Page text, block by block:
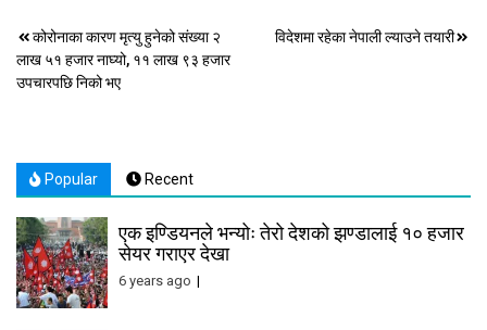
Post
navigation
कोरोनाका कारण मृत्यु हुनेको संख्या २
लाख ५१ हजार नाघ्यो, ११ लाख ९३ हजार
उपचारपछि निको भए
विदेशमा रहेका नेपाली ल्याउने तयारी
Popular Recent
एक इण्डियनले भन्योः तेरो देशको झण्डालाई १० हजार
सेयर गराएर देखा
6 years ago